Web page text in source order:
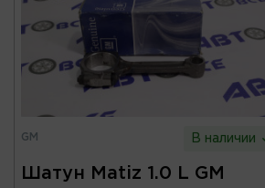
GM В наличии
Шатун Matiz 1.0 L GM